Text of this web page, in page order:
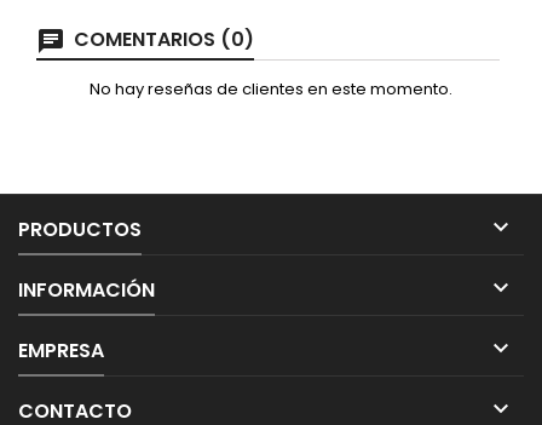
COMENTARIOS (0)
No hay reseñas de clientes en este momento.
PRODUCTOS 
INFORMACIÓN 
EMPRESA 
CONTACTO 